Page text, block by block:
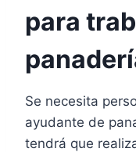
para
Se necesita
ayudante de
tendrá que